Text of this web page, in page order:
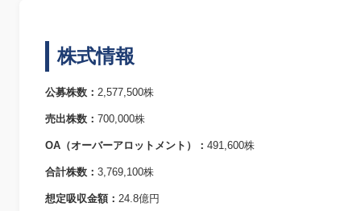
株式情報
公募株数： 2,577,500株
売出株数： 700,000株
OA（オーバーアロットメント）： 491,600株
合計株数： 3,769,100株
想定吸収金額： 24.8億円